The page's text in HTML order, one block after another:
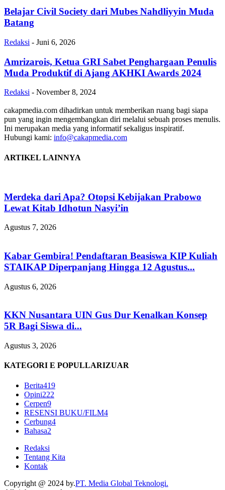
Belajar Civil Society dari Mubes Nahdliyyin Muda
Batang
Redaksi - Juni 6, 2026
Amrizarois, Ketua GRI Sabet Penghargaan Penulis
Muda Produktif di Ajang AKHKI Awards 2024
Redaksi - November 8, 2024
cakapmedia.com dihadirkan untuk memberikan ruang bagi siapa
pun yang ingin mengembangkan diri melalui sebuah proses menulis.
Ini merupakan media yang informatif sekaligus inspiratif.
Hubungi kami: info@cakapmedia.com
ARTIKEL LAINNYA
Merdeka dari Apa? Otopsi Kebijakan Prabowo
Lewat Kitab Idhotun Nasyi’in
Agustus 7, 2026
Kabar Gembira! Pendaftaran Beasiswa KIP Kuliah
STAIKAP Diperpanjang Hingga 12 Agustus...
Agustus 6, 2026
KKN Nusantara UIN Gus Dur Kenalkan Konsep
5R Bagi Siswa di...
Agustus 3, 2026
KATEGORI E POPULLARIZUAR
Berita419
Opini222
Cerpen9
RESENSI BUKU/FILM4
Cerbung4
Bahasa2
Redaksi
Tentang Kita
Kontak
Copyright @ 2024 by.PT. Media Global Teknologi.